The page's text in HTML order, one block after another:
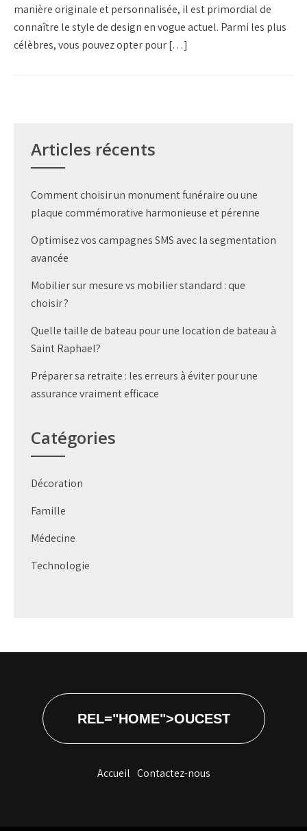
manière originale et personnalisée, il est primordial de
connaître le style de design en vogue actuel. Parmi les plus
célèbres, vous pouvez opter pour […]
Articles récents
Comment choisir un monument funéraire ou une
plaque commémorative harmonieuse et pérenne
Optimisez vos campagnes SMS avec la segmentation
avancée
Mobilier sur mesure vs mobilier standard : que
choisir ?
Quelle taille de bateau pour une location de bateau à
Saint Raphael?
Préparer sa retraite : les erreurs à éviter pour une
assurance vraiment efficace
Catégories
Décoration
Famille
Médecine
Technologie
REL="HOME">OUCEST
Accueil Contactez-nous